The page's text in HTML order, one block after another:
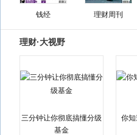
钱经 理财周刊
理财·大视野
三分钟让你彻底搞懂分级
基金
你